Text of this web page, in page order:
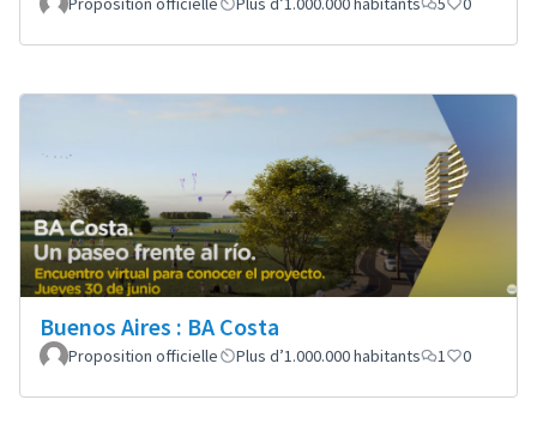
Buenos Aires : BA Costa
Proposition officielle Plus d’1.000.000 habitants 1 0